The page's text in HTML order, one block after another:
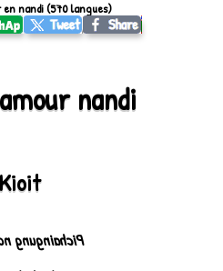
nandi
Kioit
nomi kioit
nandi (570 langues)